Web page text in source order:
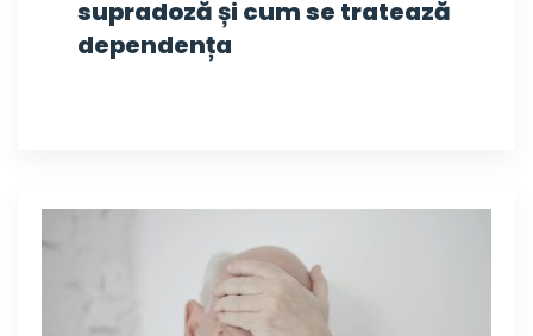
supradoză și cum se tratează
dependența